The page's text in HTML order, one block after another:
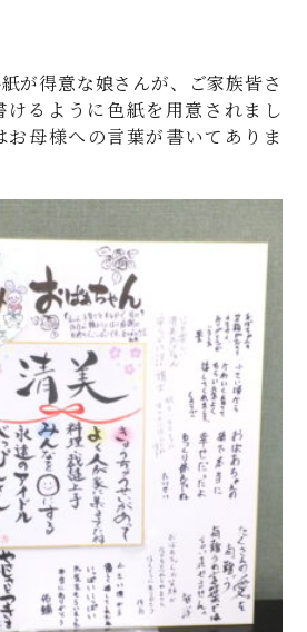
が得意な娘さんが、ご家族皆さ
けるように色紙を用意されまし
お母様への言葉が書いてありま